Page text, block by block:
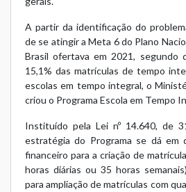
A partir da identificação do
de se atingir a Meta 6 do Plano
Brasil ofertava em 2021, segundo
15,1% das matrículas de tempo
escolas em tempo integral, o
criou o Programa Escola em Tempo
Instituído pela Lei nº 14.640, de
estratégia do Programa se dá em
financeiro para a criação de
horas diárias ou 35 horas
para ampliação de matrículas com